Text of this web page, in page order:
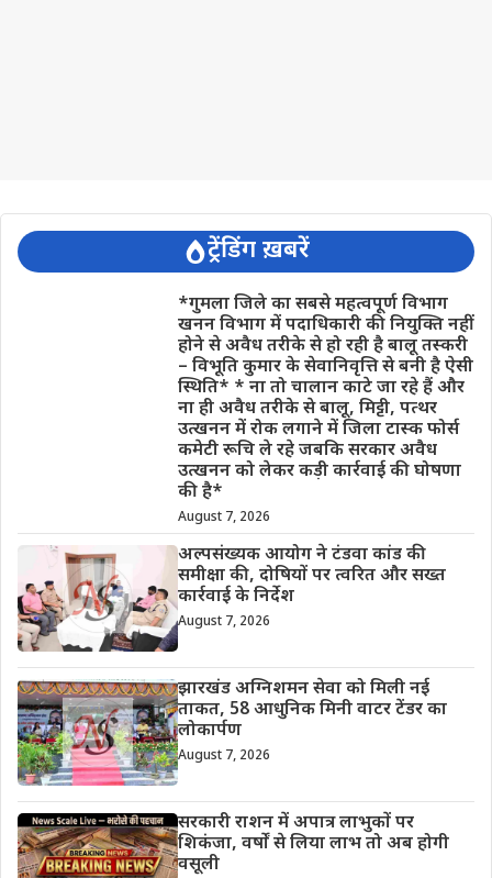
ट्रेंडिंग ख़बरें
*गुमला जिले का सबसे महत्वपूर्ण विभाग
खनन विभाग में पदाधिकारी की नियुक्ति नहीं
होने से अवैध तरीके से हो रही है बालू तस्करी
– विभूति कुमार के सेवानिवृत्ति से बनी है ऐसी
स्थिति* * ना तो चालान काटे जा रहे हैं और
ना ही अवैध तरीके से बालू, मिट्टी, पत्थर
उत्खनन में रोक लगाने में जिला टास्क फोर्स
कमेटी रूचि ले रहे जबकि सरकार अवैध
उत्खनन को लेकर कड़ी कार्रवाई की घोषणा
की है*
August 7, 2026
अल्पसंख्यक आयोग ने टंडवा कांड की
समीक्षा की, दोषियों पर त्वरित और सख्त
कार्रवाई के निर्देश
August 7, 2026
झारखंड अग्निशमन सेवा को मिली नई
ताकत, 58 आधुनिक मिनी वाटर टेंडर का
लोकार्पण
August 7, 2026
सरकारी राशन में अपात्र लाभुकों पर
शिकंजा, वर्षों से लिया लाभ तो अब होगी
वसूली